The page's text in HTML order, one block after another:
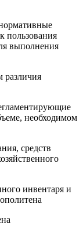
пользования
выполнения
различия
необходимом
средств
инвентаря и